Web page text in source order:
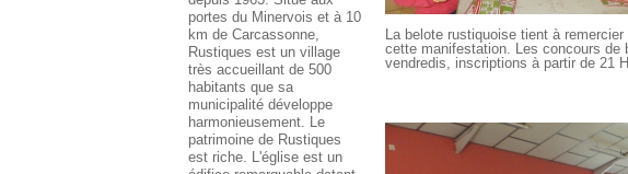
portes du Minervois et à 10
km de Carcassonne,
Rustiques est un village
très accueillant de 500
habitants que sa
municipalité développe
harmonieusement. Le
patrimoine de Rustiques
est riche. L'église est un
La belote rustiquoise tient à
cette manifestation. Les concours de
vendredis, inscriptions à partir de 21